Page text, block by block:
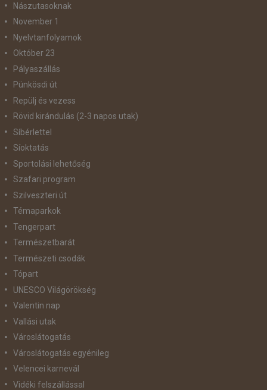
Nászutasoknak
November 1
Nyelvtanfolyamok
Október 23
Pályaszállás
Pünkösdi út
Repülj és vezess
Rövid kirándulás (2-3 napos utak)
Síbérlettel
Síoktatás
Sportolási lehetőség
Szafari program
Szilveszteri út
Témaparkok
Tengerpart
Természetbarát
Természeti csodák
Tópart
UNESCO Világörökség
Valentin nap
Vallási utak
Városlátogatás
Városlátogatás egyénileg
Velencei karnevál
Vidéki felszállással